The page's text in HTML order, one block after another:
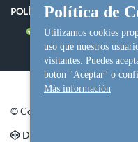
POLÍTICAS DO SITIO
Política de cookies
© Copyright Ceida.
Denvolvemento e deseño
Política de
Utilizamos cookies
uso que nuestros
visitantes. Puedes
botón "Aceptar" o
Más información